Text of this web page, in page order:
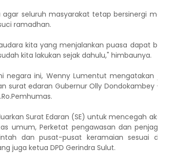
seluruh masyarakat tetap bersinergi menjaga
ramadhan.
kita yang menjalankan puasa dapat berjalan
kita lakukan sejak dahulu," himbaunya.
ini, Wenny Lumentut mengatakan jajaran
edaran Gubernur Olly Dondokambey - Wakil
Surat Edaran (SE) untuk mencegah aksi teror
umum, Perketat pengawasan dan penjagaan di
dan pusat-pusat keramaian sesuai dengan
juga ketua DPD Gerindra Sulut.